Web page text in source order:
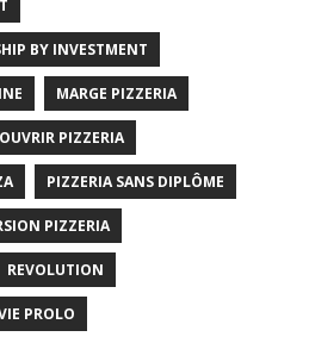
BY INVESTMENT
MARGE PIZZERIA
OUVRIR PIZZERIA
PIZZERIA SANS DIPLÔME
PIZZERIA
REVOLUTION
PROLO